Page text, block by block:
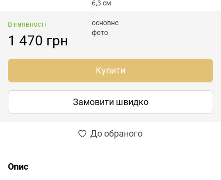
В наявності
1 470 грн
Купити
Замовити швидко
До обраного
Опис